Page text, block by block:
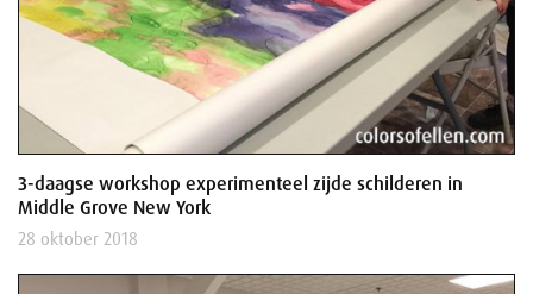
3-daagse workshop experimenteel zijde schilderen in
Middle Grove New York
28 oktober 2018